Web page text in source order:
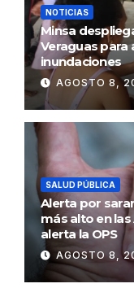
NOTICIAS
Minsa
Veraguas
inundaciones
AGOSTO 8,
SALUD PÚBLICA
Alerta por
más alto en
alerta la OPS
AGOSTO 8,